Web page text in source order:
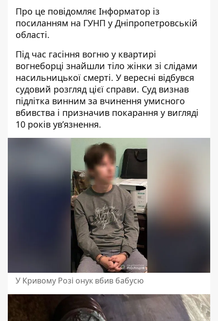
Про це повідомляє Інформатор із
посиланням на ГУНП у Дніпропетровській
області.
Під час гасіння вогню у квартирі
вогнеборці знайшли тіло жінки зі слідами
насильницької смерті. У вересні відбувся
судовий розгляд цієї справи. Суд визнав
підлітка винним за вчинення умисного
вбивства і призначив покарання у вигляді
10 років ув’язнення.
У Кривому Розі онук вбив бабусю